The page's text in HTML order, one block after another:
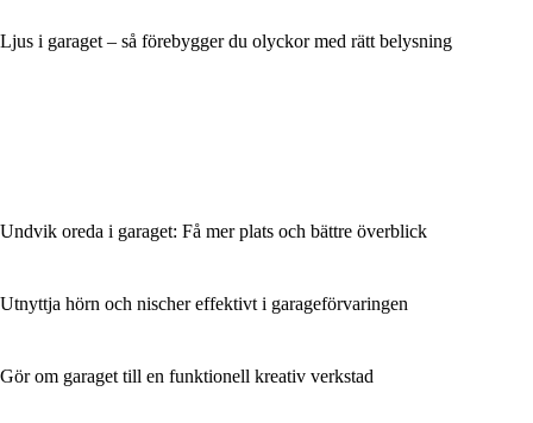
Ljus i garaget – så förebygger du olyckor med rätt belysning
Undvik oreda i garaget: Få mer plats och bättre överblick
Utnyttja hörn och nischer effektivt i garageförvaringen
Gör om garaget till en funktionell kreativ verkstad